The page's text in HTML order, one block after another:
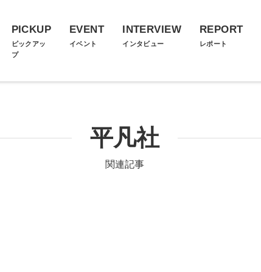
PICKUP
ピックアッ
プ
EVENT
イベント
INTERVIEW
インタビュー
REPORT
レポート
平凡社
関連記事